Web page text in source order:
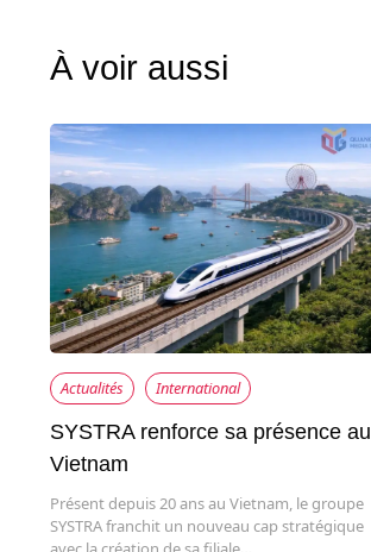
À voir aussi
Actualités International
SYSTRA renforce sa présence au
Vietnam
Présent depuis 20 ans au Vietnam, le groupe
SYSTRA franchit un nouveau cap stratégique